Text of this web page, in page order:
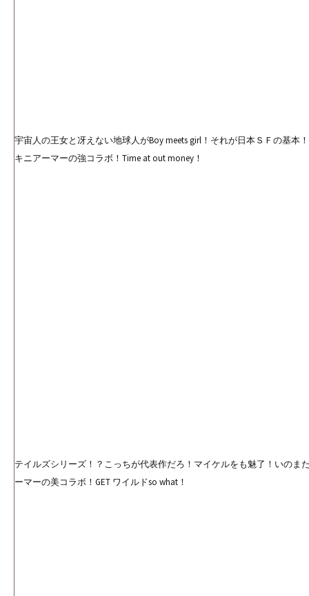
宇宙人の王女と冴えない地球人がBoy meets girl！それが日本ＳＦの基本！
キニアーマーの強コラボ！Time at out money！
テイルズシリーズ！？こっちが代表作だろ！マイケルをも魅了！いのま
ーマーの美コラボ！GET ワイルドso what！